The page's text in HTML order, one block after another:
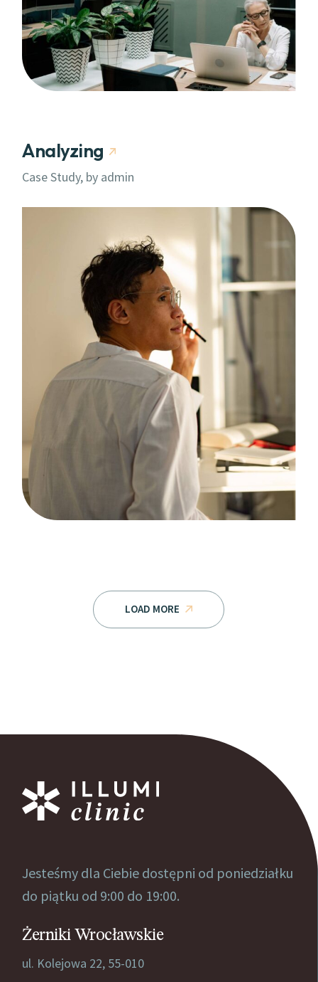
Analyzing
Case Study, by admin
LOAD MORE
Jesteśmy dla Ciebie dostępni od poniedziałku
do piątku od 9:00 do 19:00.
Żerniki Wrocławskie
ul. Kolejowa 22, 55-010